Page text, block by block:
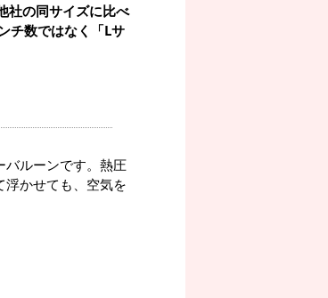
社の同サイズに比べ
チ数ではなく「Lサ
バルーンです。熱圧
かせても、空気を